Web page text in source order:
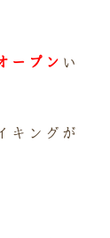
ープン い
キングが